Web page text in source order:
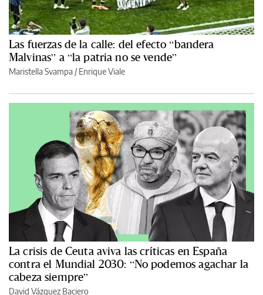
Las fuerzas de la calle: del efecto “bandera
Malvinas” a “la patria no se vende”
Maristella Svampa /Enrique Viale
La crisis de Ceuta aviva las críticas en España
contra el Mundial 2030: “No podemos agachar la
cabeza siempre”
David Vázquez Baciero